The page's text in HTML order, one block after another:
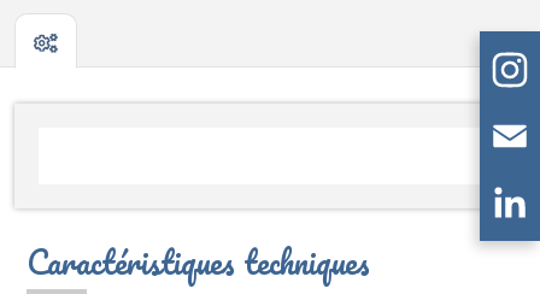
Caractéristiques techniques